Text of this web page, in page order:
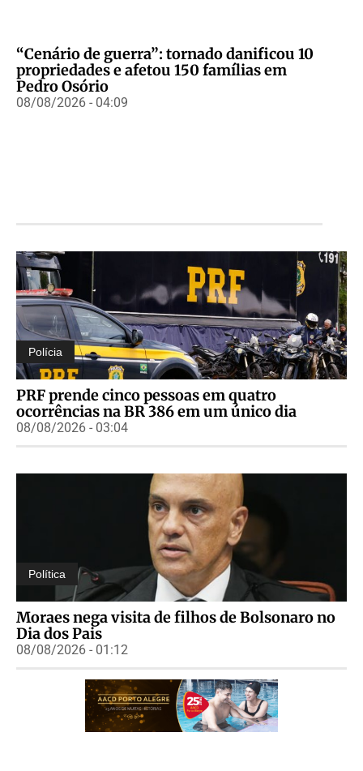
“Cenário de guerra”: tornado danificou 10
propriedades e afetou 150 famílias em
Pedro Osório
08/08/2026 - 04:09
Polícia
PRF prende cinco pessoas em quatro
ocorrências na BR 386 em um único dia
08/08/2026 - 03:04
Política
Moraes nega visita de filhos de Bolsonaro no
Dia dos Pais
08/08/2026 - 01:12